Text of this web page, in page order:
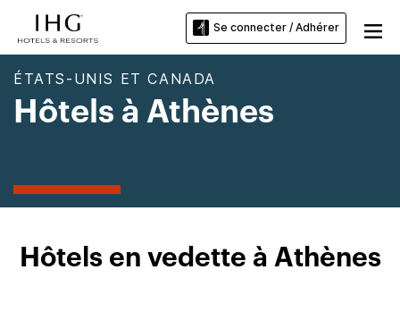
Se connecter / Adhérer
ÉTATS-UNIS ET CANADA
Hôtels à Athènes
Hôtels en vedette à Athènes